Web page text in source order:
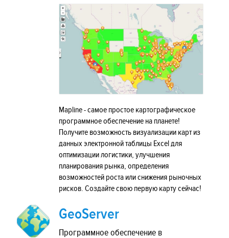
Mapline - самое простое картографическое
программное обеспечение на планете!
Получите возможность визуализации карт из
данных электронной таблицы Excel для
оптимизации логистики, улучшения
планирования рынка, определения
возможностей роста или снижения рыночных
рисков. Создайте свою первую карту сейчас!
GeoServer
Программное обеспечение в